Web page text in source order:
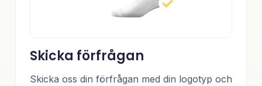
Skicka förfrågan
Skicka oss din förfrågan med din logotyp och